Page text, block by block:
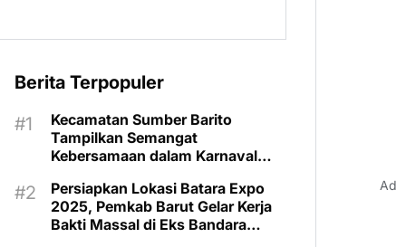
Berita Terpopuler
Kecamatan Sumber Barito
Tampilkan Semangat
Kebersamaan dalam Karnaval
Persiapkan Lokasi Batara Expo
2025, Pemkab Barut Gelar Kerja
Bakti Massal di Eks Bandara
Ad